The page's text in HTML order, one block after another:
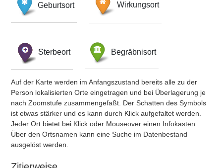
Geburtsort Wirkungsort
Sterbeort Begräbnisort
Auf der Karte werden im Anfangszustand bereits alle zu der
Person lokalisierten Orte eingetragen und bei Überlagerung je
nach Zoomstufe zusammengefaßt. Der Schatten des Symbols
ist etwas stärker und es kann durch Klick aufgefaltet werden.
Jeder Ort bietet bei Klick oder Mouseover einen Infokasten.
Über den Ortsnamen kann eine Suche im Datenbestand
ausgelöst werden.